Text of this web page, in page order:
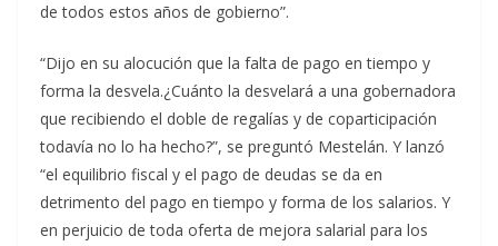
de todos estos años de gobierno”.
“Dijo en su alocución que la falta de pago en tiempo y
forma la desvela.¿Cuánto la desvelará a una gobernadora
que recibiendo el doble de regalías y de coparticipación
todavía no lo ha hecho?”, se preguntó Mestelán. Y lanzó
“el equilibrio fiscal y el pago de deudas se da en
detrimento del pago en tiempo y forma de los salarios. Y
en perjuicio de toda oferta de mejora salarial para los